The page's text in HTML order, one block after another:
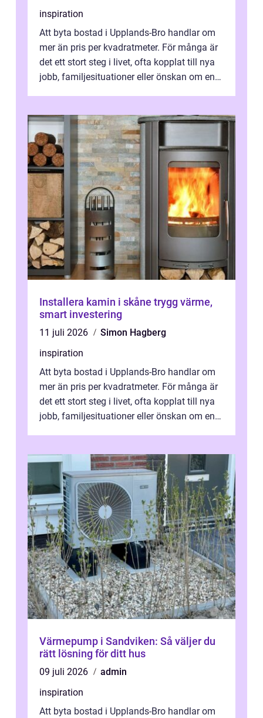
inspiration
Att byta bostad i Upplands-Bro handlar om
mer än pris per kvadratmeter. För många är
det ett stort steg i livet, ofta kopplat till nya
jobb, familjesituationer eller önskan om en
Installera kamin i skåne trygg värme,
smart investering
11 juli 2026
Simon Hagberg
inspiration
Att byta bostad i Upplands-Bro handlar om
mer än pris per kvadratmeter. För många är
det ett stort steg i livet, ofta kopplat till nya
jobb, familjesituationer eller önskan om en
Värmepump i Sandviken: Så väljer du
rätt lösning för ditt hus
09 juli 2026
admin
inspiration
Att byta bostad i Upplands-Bro handlar om